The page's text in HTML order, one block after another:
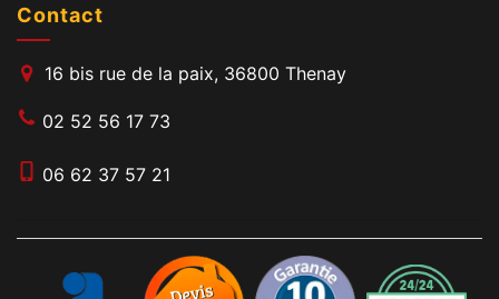
Contact
16 bis rue de la paix, 36800 Thenay
02 52 56 17 73
06 62 37 57 21